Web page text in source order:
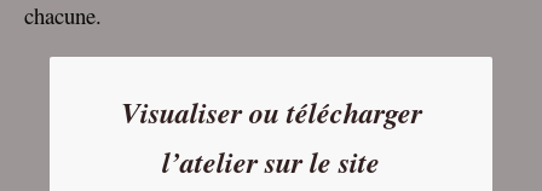
chacune.
Visualiser ou télécharger
l’atelier sur le site